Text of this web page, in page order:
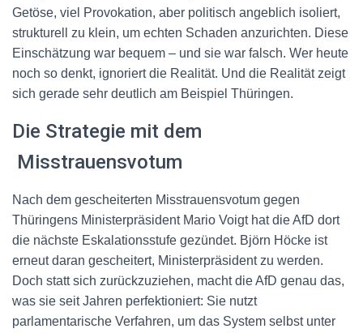
Getöse, viel Provokation, aber politisch angeblich isoliert,
strukturell zu klein, um echten Schaden anzurichten. Diese
Einschätzung war bequem – und sie war falsch. Wer heute
noch so denkt, ignoriert die Realität. Und die Realität zeigt
sich gerade sehr deutlich am Beispiel Thüringen.
Die Strategie mit dem
Misstrauensvotum
Nach dem gescheiterten Misstrauensvotum gegen
Thüringens Ministerpräsident Mario Voigt hat die AfD dort
die nächste Eskalationsstufe gezündet. Björn Höcke ist
erneut daran gescheitert, Ministerpräsident zu werden.
Doch statt sich zurückzuziehen, macht die AfD genau das,
was sie seit Jahren perfektioniert: Sie nutzt
parlamentarische Verfahren, um das System selbst unter